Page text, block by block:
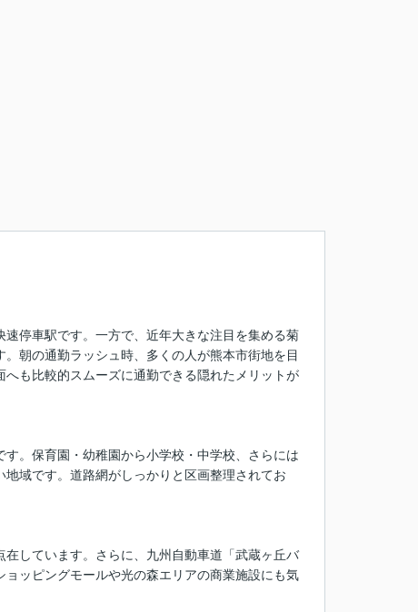
停車駅です。一方で、近年大きな注目を集める菊
朝の通勤ラッシュ時、多くの人が熊本市街地を目
も比較的スムーズに通勤できる隠れたメリットが
。保育園・幼稚園から小学校・中学校、さらには
域です。道路網がしっかりと区画整理されてお
しています。さらに、九州自動車道「武蔵ヶ丘バ
ッピングモールや光の森エリアの商業施設にも気